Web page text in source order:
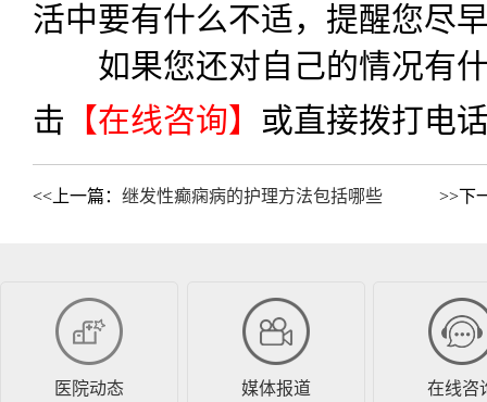
活中要有什么不适，提醒您尽
如果您还对自己的情况有什
击 【在线咨询】 或直接拨打电
<<上一篇： 继发性癫痫病的护理方法包括哪些 >>下
医院动态 媒体报道 在线咨